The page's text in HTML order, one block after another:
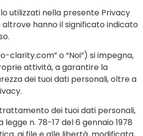
utilizzati nella presente Privacy
hanno il significato indicato
clarity.com” o “Noi”) si impegna,
attività, a garantire la
dei tuoi dati personali, oltre a
dei tuoi dati personali,
n. 78-17 del 6 gennaio 1978